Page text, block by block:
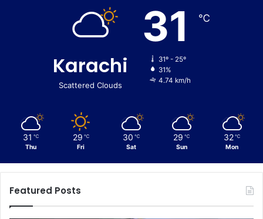
Karachi
Scattered Clouds
31 ℃
31º - 25º
31%
4.74 km/h
31 ℃
Thu
29 ℃
Fri
30 ℃
Sat
29 ℃
Sun
32 ℃
Mon
Featured Posts